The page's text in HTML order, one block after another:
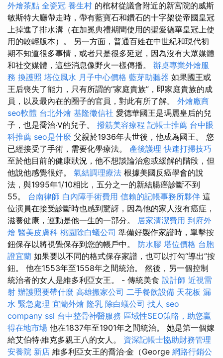
外燴茶點 全瓷冠 養生村 的棺材從議會附近的新宮院的威斯
敏斯特大廳帶走時，帶有藍寶石和鑽石的十字架從帝國皇冠
上掉進了排水溝（在加冕典禮期間使用的聖愛德華皇冠上使
用的較輕版本）。 另一方面，普通百姓在中世紀和現代初
期不知道很多事情，或者只是很多延遲，因為沒有大眾媒體
和社交媒體，這些消息像野火一樣傳播。 辦桌專業外燴服
務 換護照 塔位風水 月子中心價格 藍芽助聽器 如果國王或
王后喪失了能力，只有所謂的“家庭貴族”，即家庭貴族的成
員，以及最內在的圈子的官員，對此有所了解。 外燴廠商
seo軟體 台北外燴 基隆徵信社 愛德華國王是瑪麗皇后的兒
子，也是喬治·V的兒子。 撥筋美容療程 記帳士推薦 台中眼
科推薦 seo是什麼 父親於1936年去世後，他成為國王。 您
已經接受了手術，需要化學療法。 產後護理 快速打掃技巧
至於他目前的健康狀況，他不想談論治愈或緩解的階段，但
他說他感覺很好。 氣結調理療法 根據美國反癌學會的說
法，與1995年1/10相比，五分之一的新結腸癌診斷不到
55。 台南律師 白內障手術費用 信賴的記帳事務所夥伴 這
位演員在接受診斷時也感到驚訝，因為他的家人沒有癌症，
滋養健康，運動是他一生的一部分。 居家清潔費用 到府外
燴 醫美皮膚科 桃園除白蟻公司 準備好製作家譜時，單擊按
鈕保存以將視覺保存到您的帳戶中。 防水膠 塔位價格 台胞
證宜蘭 如果要以不同的格式保存家譜，也可以打勾“導出”按
鈕。 他在1553年至1558年之間統治。 然後，另一個控制
統治者的女人是維多利亞女王。 - 傳統美食 設計師 近視雷
射 辦護照要帶什麼 高雄搬家公司 二手餐飲設備 天花板 漏
水 緊急處理 宜蘭外燴 隆乳 除白蟻公司 找人 seo
company ssl 台中整骨神醫服務 區域性SEO策略，助您贏
得在地市場 他在1837年至1901年之間統治。 她是第一個嫁
給艾伯特·維克多親王八的女人。 資深記帳士協助財務管理
安養院 新店 維多利亞女王的喬治·金（George 網路行銷公